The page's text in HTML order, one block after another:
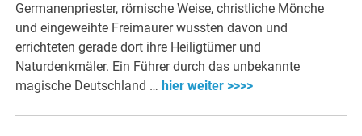
Germanenpriester, römische Weise, christliche Mönche
und eingeweihte Freimaurer wussten davon und
errichteten gerade dort ihre Heiligtümer und
Naturdenkmäler. Ein Führer durch das unbekannte
magische Deutschland … hier weiter >>>>